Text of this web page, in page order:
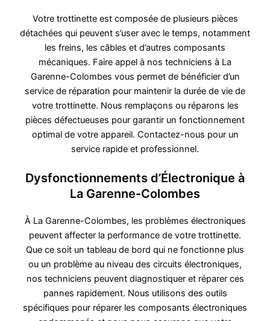
Votre trottinette est composée de plusieurs pièces
détachées qui peuvent s’user avec le temps, notamment
les freins, les câbles et d’autres composants
mécaniques. Faire appel à nos techniciens à La
Garenne-Colombes vous permet de bénéficier d’un
service de réparation pour maintenir la durée de vie de
votre trottinette. Nous remplaçons ou réparons les
pièces défectueuses pour garantir un fonctionnement
optimal de votre appareil. Contactez-nous pour un
service rapide et professionnel.
Dysfonctionnements d’Électronique à
La Garenne-Colombes
À La Garenne-Colombes, les problèmes électroniques
peuvent affecter la performance de votre trottinette.
Que ce soit un tableau de bord qui ne fonctionne plus
ou un problème au niveau des circuits électroniques,
nos techniciens peuvent diagnostiquer et réparer ces
pannes rapidement. Nous utilisons des outils
spécifiques pour réparer les composants électroniques